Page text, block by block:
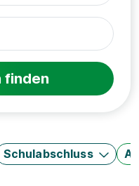
finden
Schulabschluss